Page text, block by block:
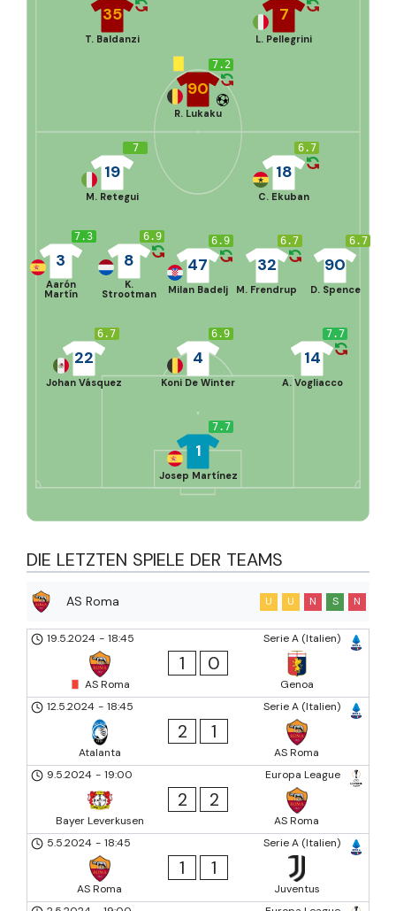
7
L. Pellegrini
35
T. Baldanzi
7.2
90
R. Lukaku
7.7
1
Josep Martínez
6.7
22
Johan Vásquez
6.9
4
Koni De Winter
7.7
14
A. Vogliacco
7.3
3
Aarón
Martín
6.9
8
K.
Strootman
6.9
47
Milan Badelj
6.7
32
M. Frendrup
6.7
90
D. Spence
7
19
M. Retegui
6.7
18
C. Ekuban
DIE LETZTEN SPIELE DER TEAMS
AS Roma U U N S N
Serie A (Italien)
19.5.2024 - 18:45
AS Roma
1 0
Genoa
Serie A (Italien)
12.5.2024 - 18:45
Atalanta
2 1
AS Roma
Europa League
9.5.2024 - 19:00
Bayer Leverkusen
2 2
AS Roma
Serie A (Italien)
5.5.2024 - 18:45
AS Roma
1 1
Juventus